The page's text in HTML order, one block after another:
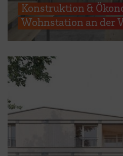
Konstruktion &
Wohnstation an der